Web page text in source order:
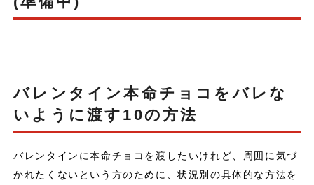
バレンタイン本命チョコをバレな
いように渡す10の方法
バレンタインに本命チョコを渡したいけれど、周囲に気づ
かれたくないという方のために、状況別の具体的な方法を